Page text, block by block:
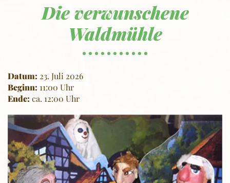
Die verwunschene
Waldmühle
Datum: 23. Juli 2026
Beginn: 11:00 Uhr
Ende: ca. 12:00 Uhr